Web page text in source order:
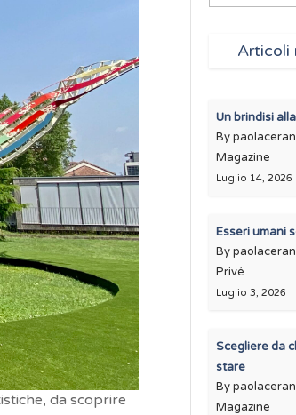
da scoprire
Articoli
Un brindisi
By
Magazine
Luglio 14, 2026
Esseri umani
By
Privé
Luglio 3, 2026
Scegliere da
stare
By
Magazine